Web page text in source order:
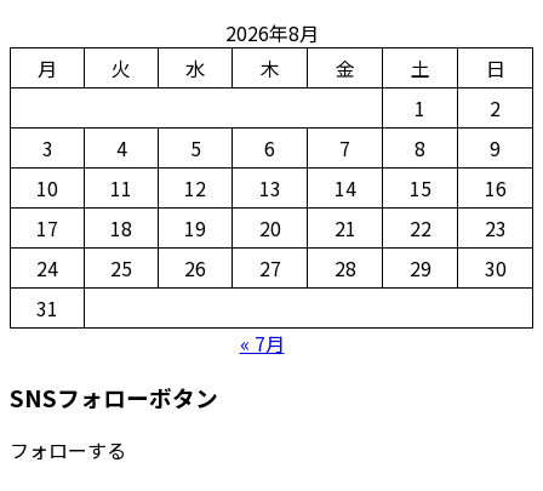
2026年8月
月
火 水 木 金 土
日
1
2
3
4 5 6 7 8
9
10
11 12 13 14 15
16
17
18 19 20 21 22
23
24
25 26 27 28 29
30
31
« 7月
SNSフォローボタン
フォローする